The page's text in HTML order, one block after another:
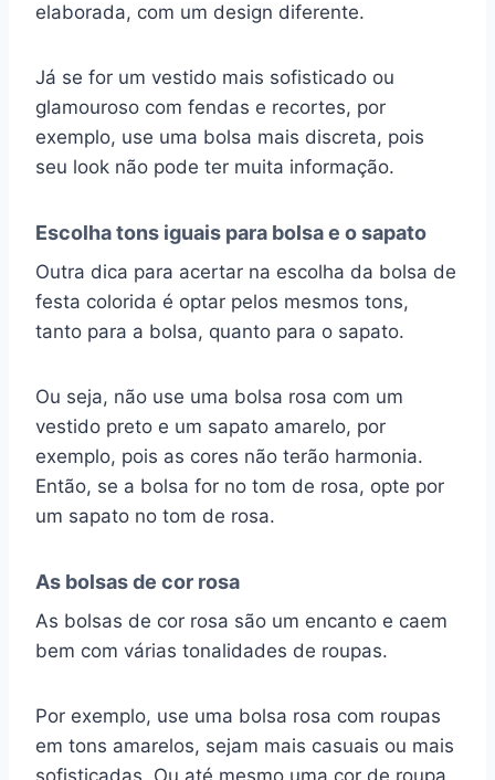
elaborada, com um design diferente.
Já se for um vestido mais sofisticado ou
glamouroso com fendas e recortes, por
exemplo, use uma bolsa mais discreta, pois
seu look não pode ter muita informação.
Escolha tons iguais para bolsa e o sapato
Outra dica para acertar na escolha da bolsa de
festa colorida é optar pelos mesmos tons,
tanto para a bolsa, quanto para o sapato.
Ou seja, não use uma bolsa rosa com um
vestido preto e um sapato amarelo, por
exemplo, pois as cores não terão harmonia.
Então, se a bolsa for no tom de rosa, opte por
um sapato no tom de rosa.
As bolsas de cor rosa
As bolsas de cor rosa são um encanto e caem
bem com várias tonalidades de roupas.
Por exemplo, use uma bolsa rosa com roupas
em tons amarelos, sejam mais casuais ou mais